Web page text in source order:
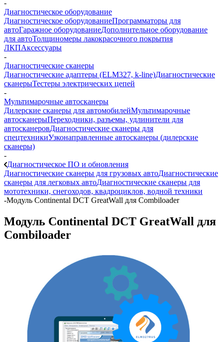
-
Диагностическое оборудование
Диагностическое оборудованиеПрограмматоры для
автоГаражное оборудованиеДополнительное оборудование
для автоТолщиномеры лакокрасочного покрытия
ЛКПАксессуары
-
Диагностические сканеры
Диагностические адаптеры (ELM327, k-line)Диагностические
сканерыТестеры электрических цепей
-
Мультимарочные автосканеры
Дилерские сканеры для автомобилейМультимарочные
автосканерыПереходники, разъемы, удлинители для
автосканеровДиагностические сканеры для
спецтехникиУзконаправленные автосканеры (дилерские
сканеры)
-
Диагностическое ПО и обновления
Диагностические сканеры для грузовых автоДиагностические
сканеры для легковых автоДиагностические сканеры для
мототехники, снегоходов, квадроциклов, водной техники
-Модуль Continental DCT GreatWall для Combiloader
Модуль Continental DCT GreatWall для
Combiloader